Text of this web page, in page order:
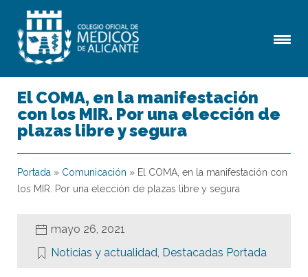
El COMA, en la manifestación
con los MIR. Por una elección de
plazas libre y segura
Portada » Comunicación » El COMA, en la manifestación con
los MIR. Por una elección de plazas libre y segura
mayo 26, 2021
Noticias y actualidad, Destacadas Portada